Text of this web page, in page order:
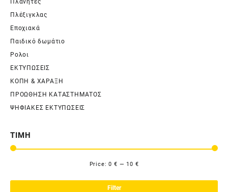
Πλανήτες
Πλέξιγκλας
Εποχιακά
Παιδικό δωμάτιο
Ρολοι
ΕΚΤΥΠΩΣΕΙΣ
ΚΟΠΗ & ΧΑΡΑΞΗ
ΠΡΟΩΘΗΣΗ ΚΑΤΑΣΤΗΜΑΤΟΣ
ΨΗΦΙΑΚΕΣ ΕΚΤΥΠΩΣΕΙΣ
ΤΙΜΗ
Filter
Price:0 € — 10 €